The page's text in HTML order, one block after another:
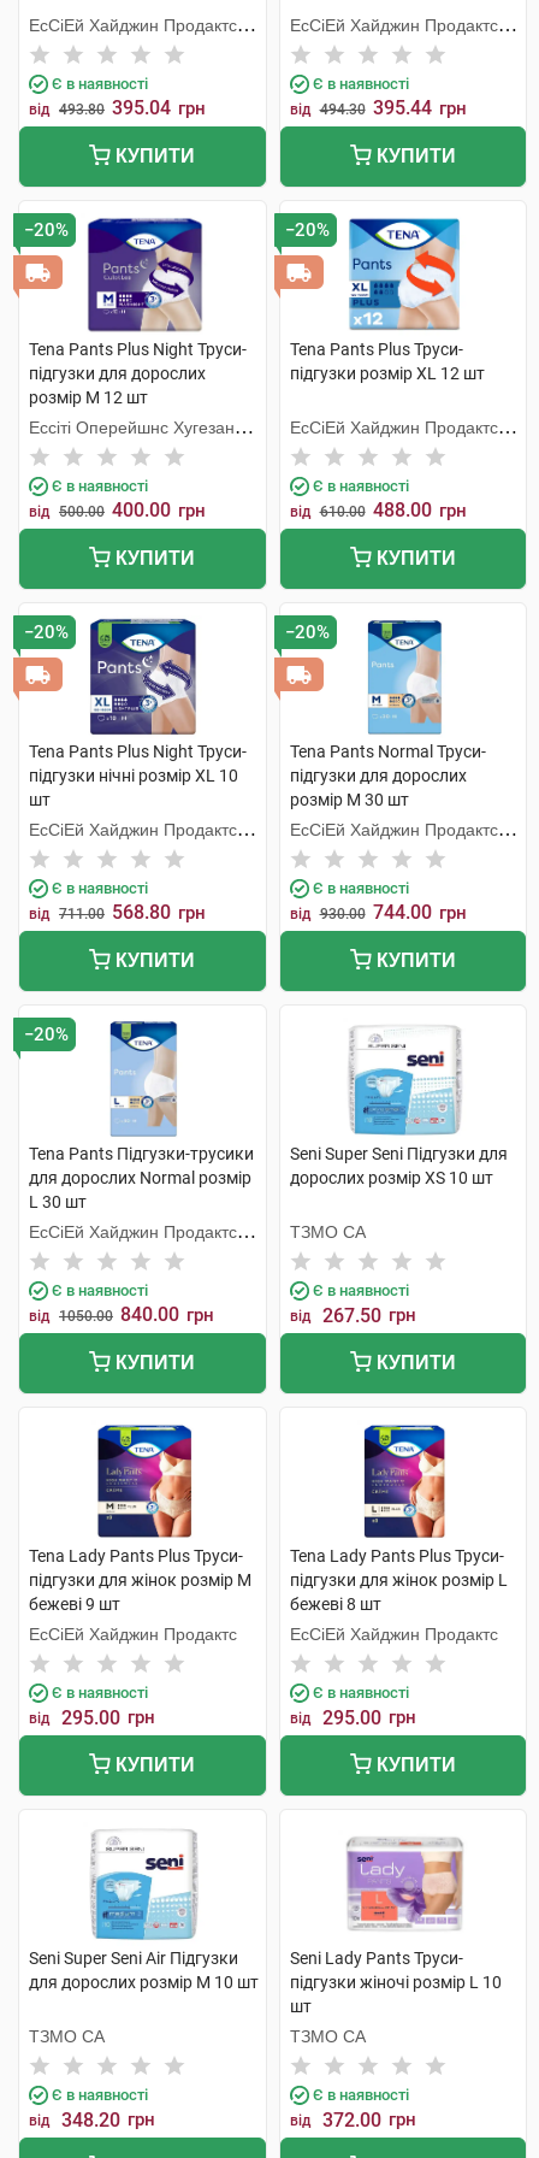
ЕсСіЕй Хайджин Продактс
Хугезанд
Є в наявності
від 493.80 395.04 грн
КУПИТИ
ЕсСіЕй Хайджин Продактс
Хугезанд
Є в наявності
від 494.30 395.44 грн
КУПИТИ
−20%
Tena Pants Plus Night Труси-
підгузки для дорослих
розмір M 12 шт
Ессіті Оперейшнс Хугезанд
Б.В.
Є в наявності
від 500.00 400.00 грн
КУПИТИ
−20%
Tena Pants Plus Труси-
підгузки розмір XL 12 шт
ЕсСіЕй Хайджин Продактс
Хугезанд
Є в наявності
від 610.00 488.00 грн
КУПИТИ
−20%
Tena Pants Plus Night Труси-
підгузки нічні розмір XL 10
шт
ЕсСіЕй Хайджин Продактс
Хугезанд
Є в наявності
від 711.00 568.80 грн
КУПИТИ
−20%
Tena Pants Normal Труси-
підгузки для дорослих
розмір M 30 шт
ЕсСіЕй Хайджин Продактс
Хугезанд
Є в наявності
від 930.00 744.00 грн
КУПИТИ
−20%
Tena Pants Підгузки-трусики
для дорослих Normal розмір
L 30 шт
ЕсСіЕй Хайджин Продактс
Хугезанд
Є в наявності
від 1050.00 840.00 грн
КУПИТИ
Seni Super Seni Підгузки для
дорослих розмір XS 10 шт
ТЗМО СА
Є в наявності
від 267.50 грн
КУПИТИ
Tena Lady Pants Plus Труси-
підгузки для жінок розмір M
бежеві 9 шт
ЕсСіЕй Хайджин Продактс
Є в наявності
від 295.00 грн
КУПИТИ
Tena Lady Pants Plus Труси-
підгузки для жінок розмір L
бежеві 8 шт
ЕсСіЕй Хайджин Продактс
Є в наявності
від 295.00 грн
КУПИТИ
Seni Super Seni Air Підгузки
для дорослих розмір M 10 шт
ТЗМО СА
Є в наявності
від 348.20 грн
Seni Lady Pants Труси-
підгузки жіночі розмір L 10
шт
ТЗМО СА
Є в наявності
від 372.00 грн